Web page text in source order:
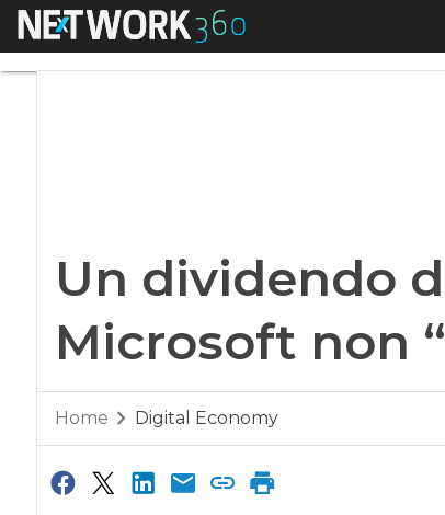
Menu
Un dividendo
Microsoft non
Home Digital Economy